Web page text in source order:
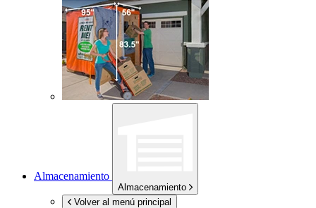
Almacenamiento
Almacenamiento
Volver al menú principal